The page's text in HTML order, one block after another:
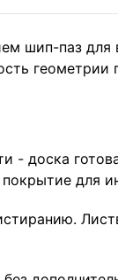
шип-паз
- доска
для